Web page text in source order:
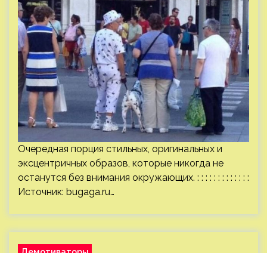
Очередная порция стильных, оригинальных и
эксцентричных образов, которые никогда не
останутся без внимания окружающих. : : : : : : : : : : : : :
Источник: bugaga.ru…